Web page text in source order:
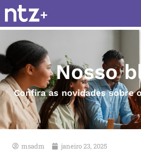
Nosso
Confira as novidades sobre
msadm janeiro 23, 2025